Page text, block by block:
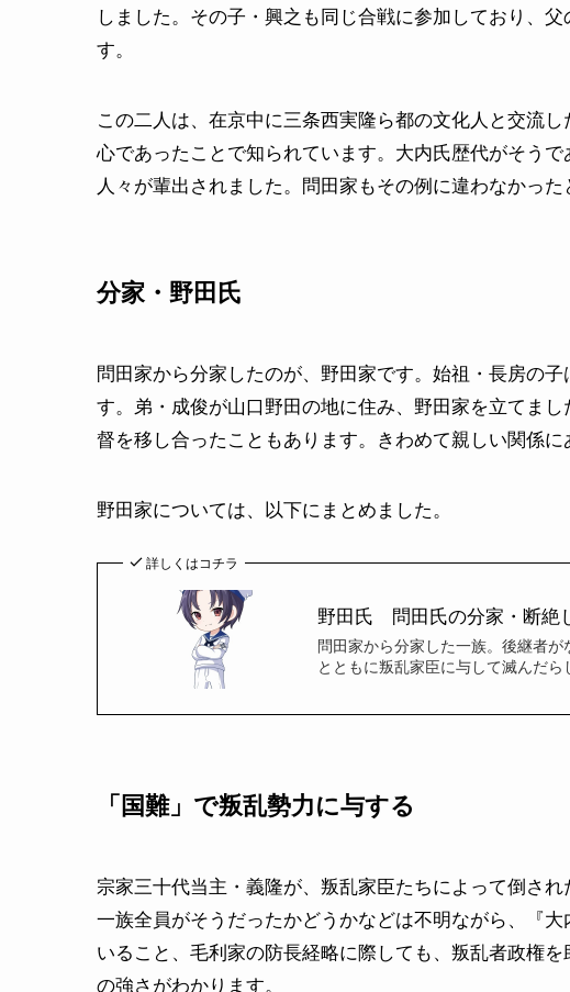
しました。その子・興之も同じ合戦に参加しており、
す。
この二人は、在京中に三条西実隆ら都の文化人と交流
心であったことで知られています。大内氏歴代がそう
人々が輩出されました。問田家もその例に違わなかった
分家・野田氏
問田家から分家したのが、野田家です。始祖・長房の
す。弟・成俊が山口野田の地に住み、野田家を立てま
督を移し合ったこともあります。きわめて親しい関係に
野田家については、以下にまとめました。
詳しくはコチラ
野田氏 問田氏の分家・断絶
問田家から分家した一族。後継者
とともに叛乱家臣に与して滅んだら
「国難」で叛乱勢力に与する
宗家三十代当主・義隆が、叛乱家臣たちによって倒さ
一族全員がそうだったかどうかなどは不明ながら、『
いること、毛利家の防長経略に際しても、叛乱者政権
の強さがわかります。